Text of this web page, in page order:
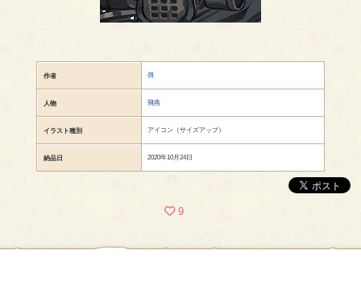
作者 彁
人物 飛燕
イラスト種別 アイコン（サイズアップ）
納品日 2020年10月24日
9